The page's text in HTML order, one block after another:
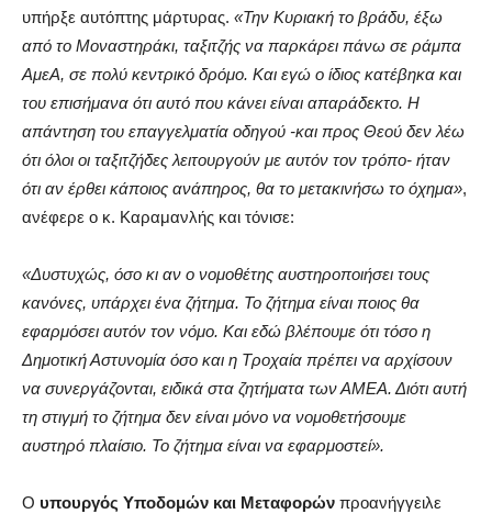
υπήρξε αυτόπτης μάρτυρας. «Την Κυριακή το βράδυ, έξω
από το Μοναστηράκι, ταξιτζής να παρκάρει πάνω σε ράμπα
ΑμεΑ, σε πολύ κεντρικό δρόμο. Και εγώ ο ίδιος κατέβηκα και
του επισήμανα ότι αυτό που κάνει είναι απαράδεκτο. Η
απάντηση του επαγγελματία οδηγού -και προς Θεού δεν λέω
ότι όλοι οι ταξιτζήδες λειτουργούν με αυτόν τον τρόπο- ήταν
ότι αν έρθει κάποιος ανάπηρος, θα το μετακινήσω το όχημα»,
ανέφερε ο κ. Καραμανλής και τόνισε:
«Δυστυχώς, όσο κι αν ο νομοθέτης αυστηροποιήσει τους
κανόνες, υπάρχει ένα ζήτημα. Το ζήτημα είναι ποιος θα
εφαρμόσει αυτόν τον νόμο. Και εδώ βλέπουμε ότι τόσο η
Δημοτική Αστυνομία όσο και η Τροχαία πρέπει να αρχίσουν
να συνεργάζονται, ειδικά στα ζητήματα των ΑΜΕΑ. Διότι αυτή
τη στιγμή το ζήτημα δεν είναι μόνο να νομοθετήσουμε
αυστηρό πλαίσιο. Το ζήτημα είναι να εφαρμοστεί».
Ο υπουργός Υποδομών και Μεταφορών προανήγγειλε